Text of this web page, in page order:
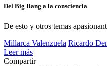
Del Big Bang a la consciencia
De esto y otros temas
Millarca Valenzuela Ricardo
Leer más
Compartir